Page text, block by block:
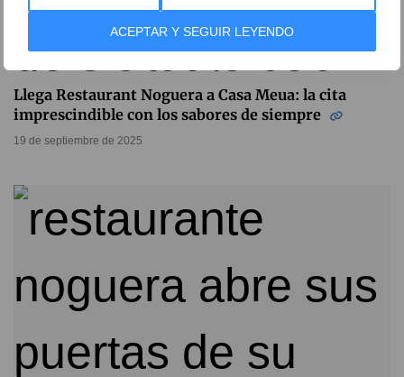
ACEPTAR Y SEGUIR LEYENDO
Llega Restaurant Noguera a Casa Meua: la cita
imprescindible con los sabores de siempre
19 de septiembre de 2025